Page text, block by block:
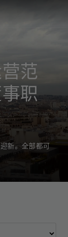
范
职
新。全部都可